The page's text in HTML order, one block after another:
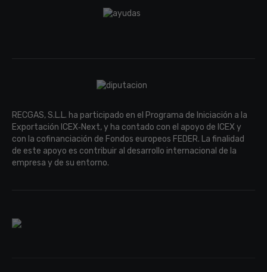
RECGAS, S.L.L. ha participado en el Programa de Iniciación a la
Exportación ICEX‐Next, y ha contado con el apoyo de ICEX y
con la cofinanciación de Fondos europeos FEDER. La finalidad
de este apoyo es contribuir al desarrollo internacional de la
empresa y de su entorno.